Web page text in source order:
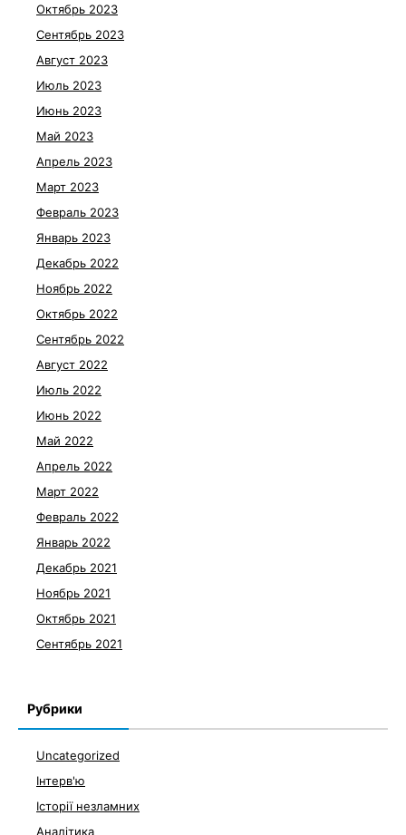
Октябрь 2023
Сентябрь 2023
Август 2023
Июль 2023
Июнь 2023
Май 2023
Апрель 2023
Март 2023
Февраль 2023
Январь 2023
Декабрь 2022
Ноябрь 2022
Октябрь 2022
Сентябрь 2022
Август 2022
Июль 2022
Июнь 2022
Май 2022
Апрель 2022
Март 2022
Февраль 2022
Январь 2022
Декабрь 2021
Ноябрь 2021
Октябрь 2021
Сентябрь 2021
Рубрики
Uncategorized
Інтерв'ю
Історії незламних
Аналітика